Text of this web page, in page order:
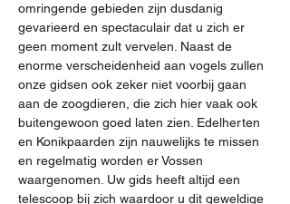
omringende gebieden zijn dusdanig
gevarieerd en spectaculair dat u zich er
geen moment zult vervelen. Naast de
enorme verscheidenheid aan vogels zullen
onze gidsen ook zeker niet voorbij gaan
aan de zoogdieren, die zich hier vaak ook
buitengewoon goed laten zien. Edelherten
en Konikpaarden zijn nauwelijks te missen
en regelmatig worden er Vossen
waargenomen. Uw gids heeft altijd een
telescoop bij zich waardoor u dit geweldige